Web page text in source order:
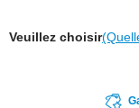
Veuillez choisir